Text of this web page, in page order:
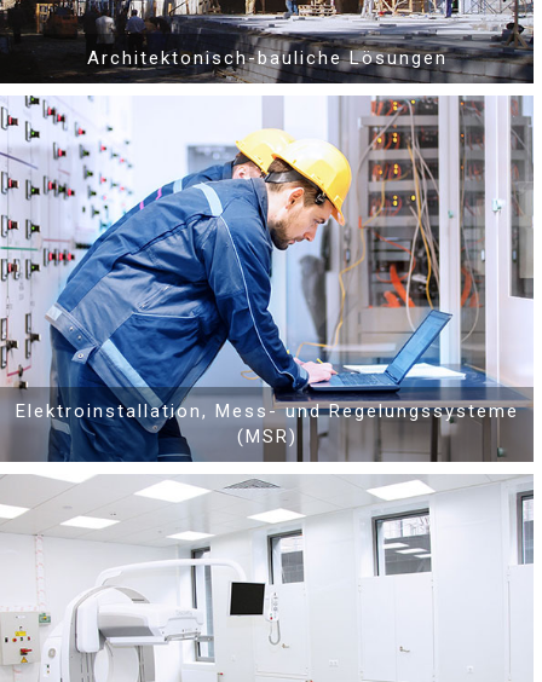
Architektonisch-bauliche Lösungen
Elektroinstallation, Mess- und Regelungssysteme
(MSR)
Wir bieten komplette schlüsselfertige Ausstattung mit
Medizintechnik: